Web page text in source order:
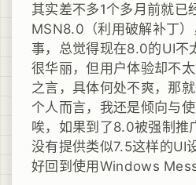
其实差不多1个多月前就已
MSN8.0（利用破解补丁
事，总觉得现在8.0的UI不
很华丽，但用户体验却不
之言，具体何处不爽，那
个人而言，我还是倾向与
唉，如果到了8.0被强制推
没有提供类似7.5这样的UI
好回到使用Windows